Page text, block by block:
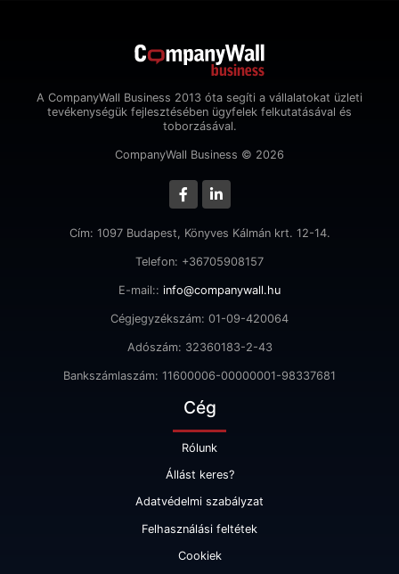
A CompanyWall Business 2013 óta segíti a vállalatokat üzleti
tevékenységük fejlesztésében ügyfelek felkutatásával és
toborzásával.
CompanyWall Business © 2026
Cím: 1097 Budapest, Könyves Kálmán krt. 12-14.
Telefon: +36705908157
E-mail:: info@companywall.hu
Cégjegyzékszám: 01-09-420064
Adószám: 32360183-2-43
Bankszámlaszám: 11600006-00000001-98337681
Cég
Rólunk
Állást keres?
Adatvédelmi szabályzat
Felhasználási feltétek
Cookiek